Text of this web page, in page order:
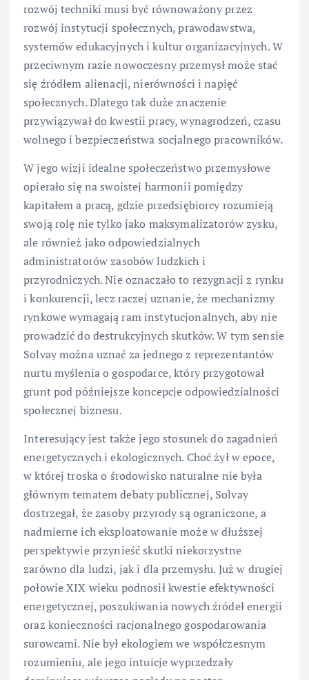
rozwój techniki musi być równoważony przez
rozwój instytucji społecznych, prawodawstwa,
systemów edukacyjnych i kultur organizacyjnych. W
przeciwnym razie nowoczesny przemysł może stać
się źródłem alienacji, nierówności i napięć
społecznych. Dlatego tak duże znaczenie
przywiązywał do kwestii pracy, wynagrodzeń, czasu
wolnego i bezpieczeństwa socjalnego pracowników.
W jego wizji idealne społeczeństwo przemysłowe
opierało się na swoistej harmonii pomiędzy
kapitałem a pracą, gdzie przedsiębiorcy rozumieją
swoją rolę nie tylko jako maksymalizatorów zysku,
ale również jako odpowiedzialnych
administratorów zasobów ludzkich i
przyrodniczych. Nie oznaczało to rezygnacji z rynku
i konkurencji, lecz raczej uznanie, że mechanizmy
rynkowe wymagają ram instytucjonalnych, aby nie
prowadzić do destrukcyjnych skutków. W tym sensie
Solvay można uznać za jednego z reprezentantów
nurtu myślenia o gospodarce, który przygotował
grunt pod późniejsze koncepcje odpowiedzialności
społecznej biznesu.
Interesujący jest także jego stosunek do zagadnień
energetycznych i ekologicznych. Choć żył w epoce,
w której troska o środowisko naturalne nie była
głównym tematem debaty publicznej, Solvay
dostrzegał, że zasoby przyrody są ograniczone, a
nadmierne ich eksploatowanie może w dłuższej
perspektywie przynieść skutki niekorzystne
zarówno dla ludzi, jak i dla przemysłu. Już w drugiej
połowie XIX wieku podnosił kwestie efektywności
energetycznej, poszukiwania nowych źródeł energii
oraz konieczności racjonalnego gospodarowania
surowcami. Nie był ekologiem we współczesnym
rozumieniu, ale jego intuicje wyprzedzały